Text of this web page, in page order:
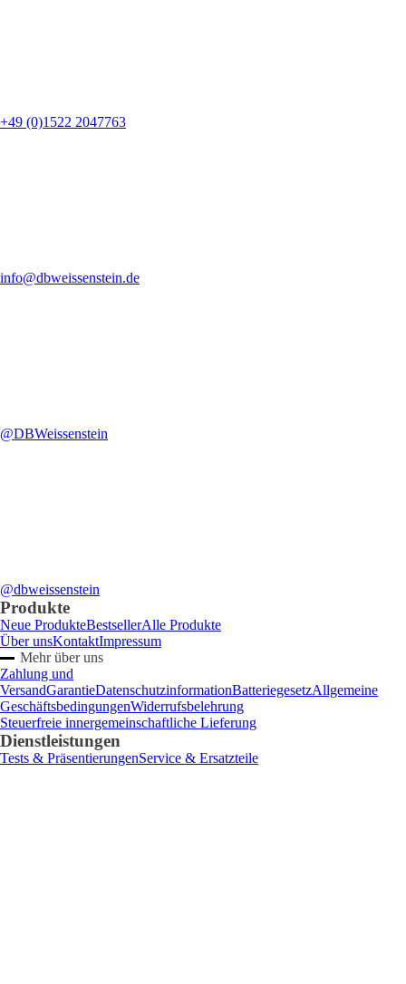
+49 (0)1522 2047763
info@dbweissenstein.de
@DBWeissenstein
@dbweissenstein
Produkte
Neue ProdukteBestsellerAlle Produkte
Über unsKontaktImpressum
Mehr über uns
Zahlung und
VersandGarantieDatenschutzinformationBatteriegesetzAllgemeine
GeschäftsbedingungenWiderrufsbelehrung
Steuerfreie innergemeinschaftliche Lieferung
Dienstleistungen
Tests & PräsentierungenService & Ersatzteile